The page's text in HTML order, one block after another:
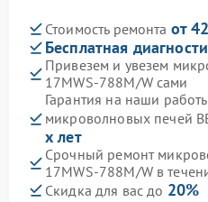
Стоимость ремонта от
Бесплатная
Привезем и увезем
17MWS-788M/W сами
Гарантия на наши
микроволновых печей
х лет
Срочный ремонт
17MWS-788M/W в
Скидка для вас до 20%